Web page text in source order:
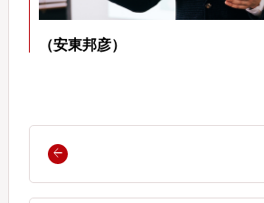
（安東邦彦）